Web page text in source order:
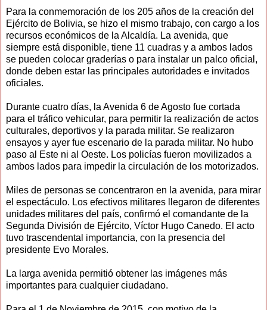
Para la conmemoración de los 205 años de la creación del
Ejército de Bolivia, se hizo el mismo trabajo, con cargo a los
recursos económicos de la Alcaldía. La avenida, que
siempre está disponible, tiene 11 cuadras y a ambos lados
se pueden colocar graderías o para instalar un palco oficial,
donde deben estar las principales autoridades e invitados
oficiales.
Durante cuatro días, la Avenida 6 de Agosto fue cortada
para el tráfico vehicular, para permitir la realización de actos
culturales, deportivos y la parada militar. Se realizaron
ensayos y ayer fue escenario de la parada militar. No hubo
paso al Este ni al Oeste. Los policías fueron movilizados a
ambos lados para impedir la circulación de los motorizados.
Miles de personas se concentraron en la avenida, para mirar
el espectáculo. Los efectivos militares llegaron de diferentes
unidades militares del país, confirmó el comandante de la
Segunda División de Ejército, Víctor Hugo Canedo. El acto
tuvo trascendental importancia, con la presencia del
presidente Evo Morales.
La larga avenida permitió obtener las imágenes más
importantes para cualquier ciudadano.